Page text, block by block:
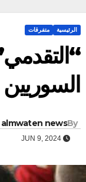
الرئيسية متفرقات
By
almwaten news
JUN 9, 2024